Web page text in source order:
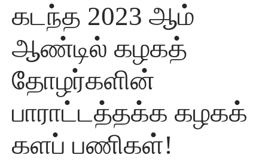
கடந்த 2023 ஆம்
ஆண்டில் கழகத்
தோழர்களின்
பாராட்டத்தக்க கழகக்
களப் பணிகள்!